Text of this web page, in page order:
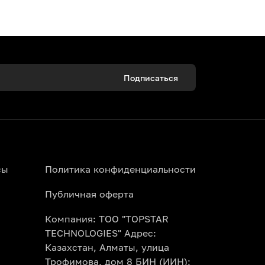
можно онлайн за пару минут.
Наша умная афиша покажет
месяц сразу.
Подписаться
Политика конфиденциальности
Публичная оферта
Компания: ТОО "TOPSTAR
TECHNOLOGIES" Адрес:
Казахстан, Алматы, улица
Трофимова, дом 8 БИН (ИИН):